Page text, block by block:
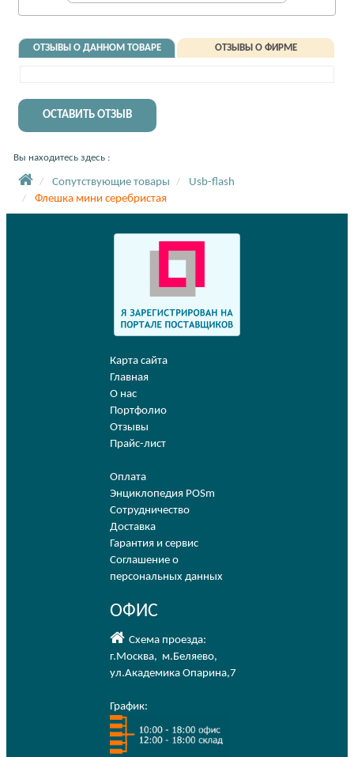
ОТЗЫВЫ О ДАННОМ ТОВАРЕ ОТЗЫВЫ О ФИРМЕ
ОСТАВИТЬ ОТЗЫВ
Вы находитесь здесь :
Сопутствующие товары
Usb-flash
Флешка мини серебристая
Карта сайта
Главная
О нас
Портфолио
Отзывы
Прайс-лист
Оплата
Энциклопедия POSm
Сотрудничество
Доставка
Гарантия и сервис
Соглашение о
персональных данных
ОФИС
Схема проезда:
г.Москва, м.Беляево,
ул.Академика Опарина,7
График: